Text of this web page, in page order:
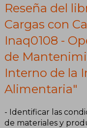
y
Interno
Industria
Reseña del
Cargas con
Inaq0108 -
de
Interno de la
Alimentaria"
- Identificar las
de materiales y